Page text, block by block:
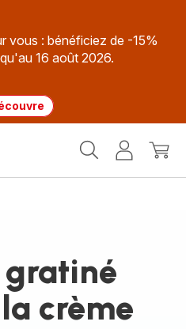
vous : bénéficiez de -15%
16 août 2026.
MonMon
gratiné
crème